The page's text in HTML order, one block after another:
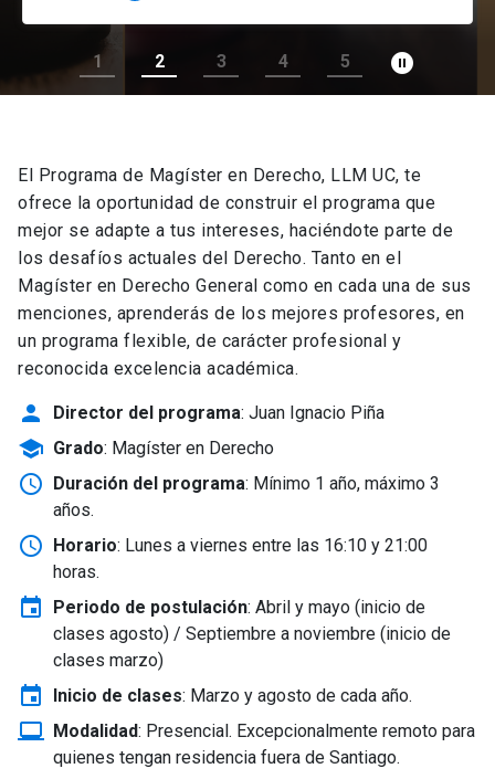
1 2 3 4 5 pause_circle_filled
El Programa de Magíster en Derecho, LLM UC, te
ofrece la oportunidad de construir el programa que
mejor se adapte a tus intereses, haciéndote parte de
los desafíos actuales del Derecho. Tanto en el
Magíster en Derecho General como en cada una de sus
menciones, aprenderás de los mejores profesores, en
un programa flexible, de carácter profesional y
reconocida excelencia académica.
person Director del programa: Juan Ignacio Piña
school Grado: Magíster en Derecho
schedule Duración del programa: Mínimo 1 año, máximo 3
años.
schedule Horario: Lunes a viernes entre las 16:10 y 21:00
horas.
event Periodo de postulación: Abril y mayo (inicio de
clases agosto) / Septiembre a noviembre (inicio de
clases marzo)
event Inicio de clases: Marzo y agosto de cada año.
laptop_windows Modalidad: Presencial. Excepcionalmente remoto para
quienes tengan residencia fuera de Santiago.